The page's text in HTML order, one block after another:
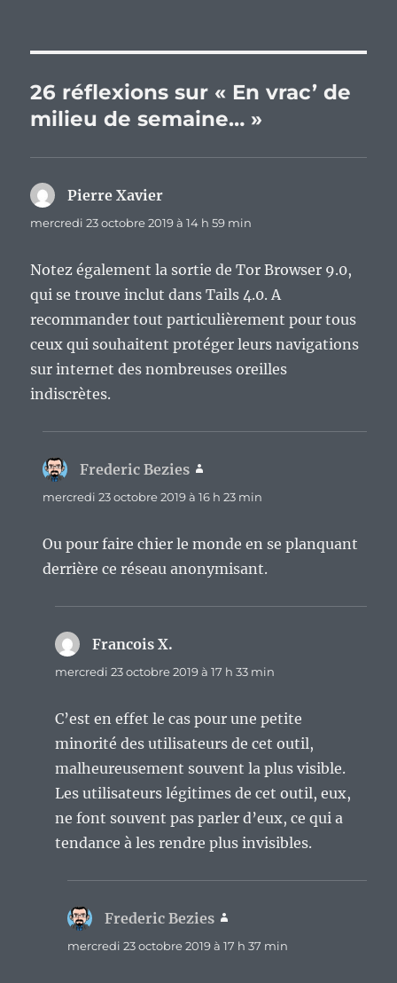
26 réflexions sur « En vrac’ de
milieu de semaine… »
Pierre Xavier
mercredi 23 octobre 2019 à 14 h 59 min
Notez également la sortie de Tor Browser 9.0,
qui se trouve inclut dans Tails 4.0. A
recommander tout particulièrement pour tous
ceux qui souhaitent protéger leurs navigations
sur internet des nombreuses oreilles
indiscrètes.
Frederic Bezies
mercredi 23 octobre 2019 à 16 h 23 min
Ou pour faire chier le monde en se planquant
derrière ce réseau anonymisant.
Francois X.
mercredi 23 octobre 2019 à 17 h 33 min
C’est en effet le cas pour une petite
minorité des utilisateurs de cet outil,
malheureusement souvent la plus visible.
Les utilisateurs légitimes de cet outil, eux,
ne font souvent pas parler d’eux, ce qui a
tendance à les rendre plus invisibles.
Frederic Bezies
mercredi 23 octobre 2019 à 17 h 37 min